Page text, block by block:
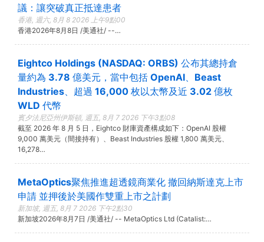
議：讓突破真正抵達患者
香港, 週六, 8月 8 2026 上午9點00
香港2026年8月8日 /美通社/ --…
Eightco Holdings (NASDAQ: ORBS) 公布其總持倉
量約為 3.78 億美元，當中包括 OpenAI、Beast
Industries、超過 16,000 枚以太幣及近 3.02 億枚
WLD 代幣
賓夕法尼亞州伊斯頓, 週五, 8月 7 2026 下午3點08
截至 2026 年 8 月 5 日，Eightco 財庫資產構成如下：OpenAI 股權
9,000 萬美元（間接持有）、Beast Industries 股權 1,800 萬美元、
16,278…
MetaOptics聚焦推進超透鏡商業化 撤回納斯達克上市
申請 並押後於美國作雙重上市之計劃
新加坡, 週五, 8月 7 2026 下午2點30
新加坡2026年8月7日 /美通社/ -- MetaOptics Ltd (Catalist:…